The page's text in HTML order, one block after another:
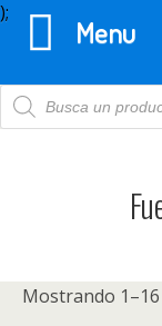
);
Products
search
Mostrando
Menu